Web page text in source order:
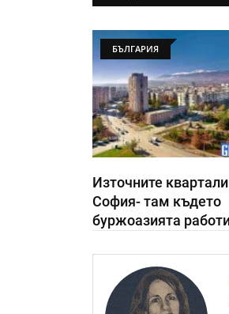
БЪЛГАРИЯ
Източните
София- там където
буржоазията